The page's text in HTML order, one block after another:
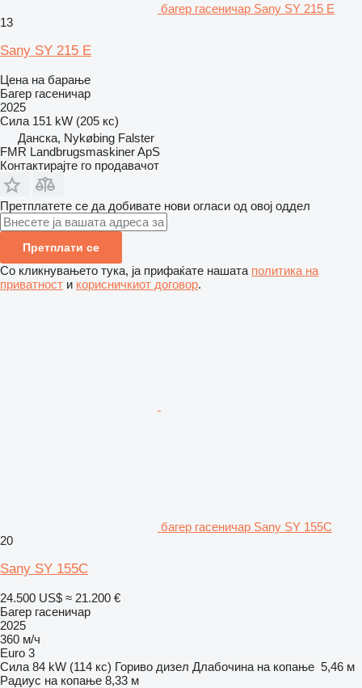
багер гасеничар Sany SY 215 E
13
Sany SY 215 E
Цена на барање
Багер гасеничар
2025
Сила 151 kW (205 кс)
Данска, Nykøbing Falster
FMR Landbrugsmaskiner ApS
Контактирајте го продавачот
Претплатете се да добивате нови огласи од овој оддел
Претплати се
Со кликнувањето тука, ја прифаќате нашата политика на
приватност и корисничкиот договор.
багер гасеничар Sany SY 155C
20
Sany SY 155C
24.500 US$ ≈ 21.200 €
Багер гасеничар
2025
360 м/ч
Euro 3
Сила 84 kW (114 кс) Гориво дизел Длабочина на копање 5,46 м
Радиус на копање 8,33 м